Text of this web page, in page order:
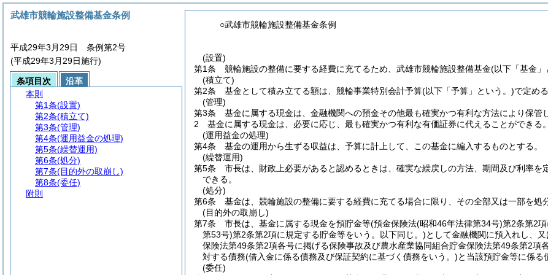
○武雄市競輪施設整備基金条例
(設置)
第1条
競輪施設の整備に要する経費に充てるため、武雄市競輪施設整備基金(以下「基金」
(積立て)
第2条
基金として積み立てる額は、競輪事業特別会計予算(以下「予算」という。)で定め
(管理)
第3条
基金に属する現金は、金融機関への預金その他最も確実かつ有利な方法により保管
2
基金に属する現金は、必要に応じ、最も確実かつ有利な有価証券に代えることができる。
(運用益金の処理)
第4条
基金の運用から生ずる収益は、予算に計上して、この基金に編入するものとする。
(繰替運用)
第5条
市長は、財政上必要があると認めるときは、確実な繰戻しの方法、期間及び利率
できる。
(処分)
第6条
基金は、競輪施設の整備に要する経費に充てる場合に限り、その全部又は一部を処
(目的外の取崩し)
第7条
市長は、基金に属する現金を預貯金等(預金保険法(昭和46年法律第34号)第2条第2
第53号)第2条第2項に規定する貯金等をいう。以下同じ。)として金融機関に預入れし、
保険法第49条第2項各号に掲げる保険事故及び農水産業協同組合貯金保険法第49条第2項
対する債務(借入金に係る債務及び保証契約に基づく債務をいう。)と当該預貯金等に係る
(委任)
武雄市競輪施設整備基金条例
平成29年3月29日 条例第2号
(平成29年3月29日施行)
条項目次
沿革
本則
第1条(設置)
第2条(積立て)
第3条(管理)
第4条(運用益金の処理)
第5条(繰替運用)
第6条(処分)
第7条(目的外の取崩し)
第8条(委任)
附則